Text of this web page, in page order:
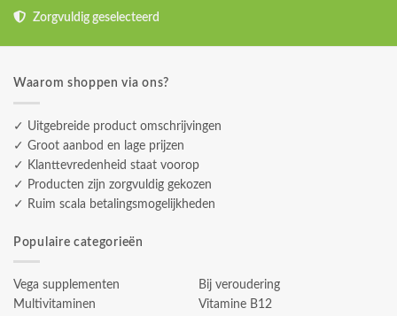
Zorgvuldig geselecteerd
Waarom shoppen via ons?
✓ Uitgebreide product omschrijvingen
✓ Groot aanbod en lage prijzen
✓ Klanttevredenheid staat voorop
✓ Producten zijn zorgvuldig gekozen
✓ Ruim scala betalingsmogelijkheden
Populaire categorieën
Vega supplementen
Multivitaminen
Bij veroudering
Vitamine B12